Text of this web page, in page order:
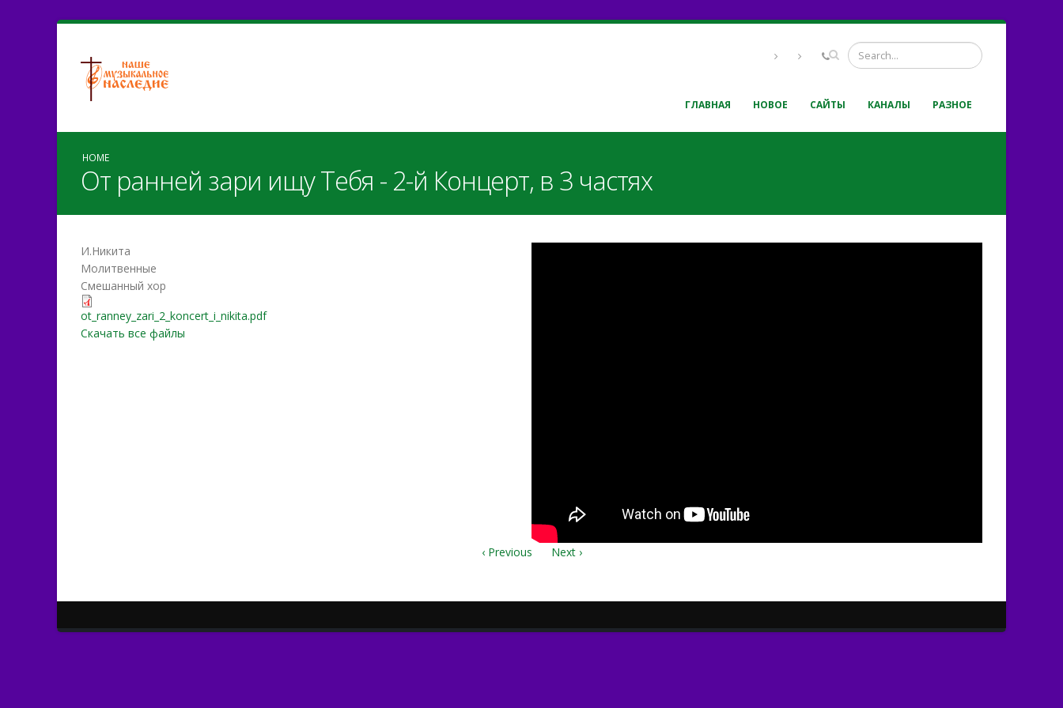
ГЛАВНАЯ НОВОЕ САЙТЫ КАНАЛЫ РАЗНОЕ
HOME
От ранней зари ищу Тебя - 2-й Концерт, в 3 частях
И.Никита
Молитвенные
Смешанный хор
ot_ranney_zari_2_koncert_i_nikita.pdf
ot_ranney_zari_2_koncert_i_nikita.pdf
Скачать все файлы
‹ Previous Next ›